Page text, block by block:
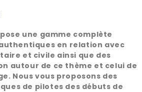
une gamme complète
en relation avec
et civile ainsi que des
autour de ce thème et celui de
Nous vous proposons des
de pilotes des débuts de